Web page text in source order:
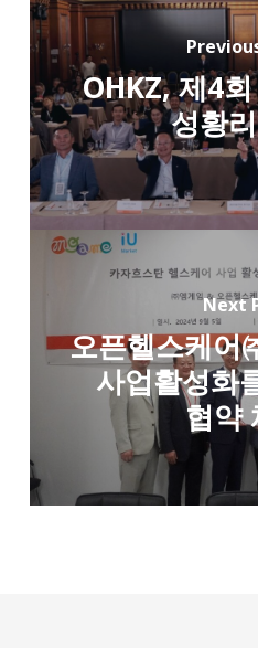
OHKZ, 제4
성황
Next
오픈헬스케
사업활성화
협약